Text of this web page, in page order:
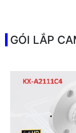
GÓI LẮP